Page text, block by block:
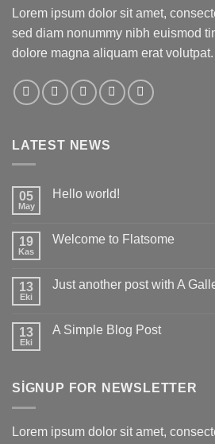
Lorem ipsum dolor sit amet,
sed diam nonummy nibh euismod
dolore magna aliquam erat volutpat.
LATEST NEWS
05
May
Hello world!
world!
19
Kas
Welcome to Flatsome
to
13
Eki
Just another post with A
another
13
Eki
A Simple Blog Post
Blog
SIGNUP FOR NEWSLETTER
Lorem ipsum dolor sit amet,